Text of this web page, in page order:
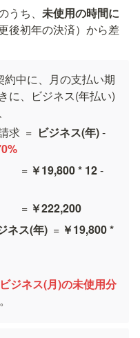
ち、 未使用の時間に
後初年の決済）から差
中に、月の支払い期
に、ビジネス(年払い)
求  = ビジネス(年)
                                                    =
￥19,800 * 12
                                                    =
￥222,200
ネス(年)
  =
￥19,800 *
ビジネス(月)の未使用分